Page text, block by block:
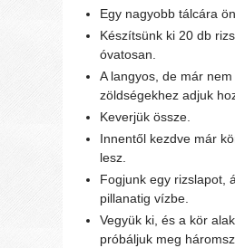
Egy nagyobb tálcára
Készítsünk ki 20 db
óvatosan.
A langyos, de már
zöldségekhez adjuk
Keverjük össze.
Innentől kezdve már
lesz.
Fogjunk egy rizslapot,
pillanatig vízbe.
Vegyük ki, és a kör
próbáljuk meg